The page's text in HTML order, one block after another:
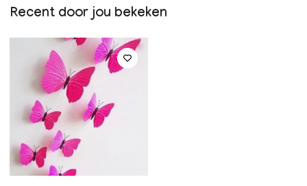
Recent door jou bekeken